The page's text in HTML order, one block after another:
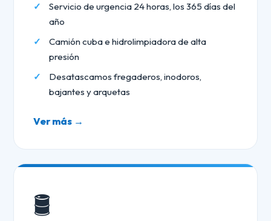
Servicio de urgencia 24 horas, los 365 días del
año
Camión cuba e hidrolimpiadora de alta
presión
Desatascamos fregaderos, inodoros,
bajantes y arquetas
Ver más →
🛢️